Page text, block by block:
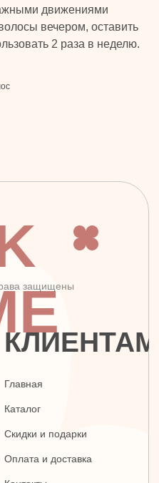
движениями
вечером, оставить
2 раза в неделю.